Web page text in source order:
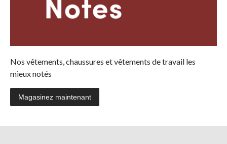
Nos vêtements, chaussures et vêtements de travail les
mieux notés
Magasinez maintenant